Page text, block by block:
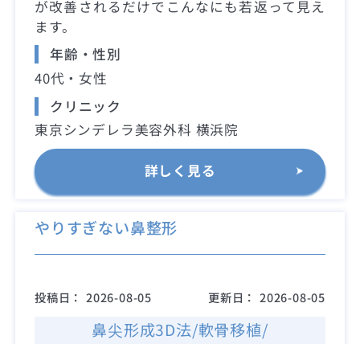
が改善されるだけでこんなにも若返って見え
ます。
年齢・性別
40代・女性
クリニック
東京シンデレラ美容外科 横浜院
詳しく見る
やりすぎない鼻整形
投稿日： 2026-08-05 更新日： 2026-08-05
鼻尖形成3D法/軟骨移植/